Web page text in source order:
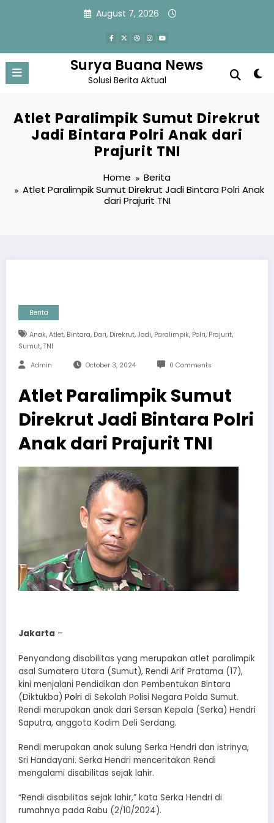
August 7, 2026
Surya Buana News
Solusi Berita Aktual
Atlet Paralimpik Sumut Direkrut
Jadi Bintara Polri Anak dari
Prajurit TNI
Home
Berita
Atlet Paralimpik Sumut Direkrut Jadi Bintara Polri Anak
dari Prajurit TNI
Berita
Anak, Atlet, Bintara, Dari, Direkrut, Jadi, Paralimpik, Polri, Prajurit,
Sumut, TNI
Admin October 3, 2024 0 Comments
Atlet Paralimpik Sumut
Direkrut Jadi Bintara Polri
Anak dari Prajurit TNI
Jakarta –
Penyandang disabilitas yang merupakan atlet paralimpik
asal Sumatera Utara (Sumut), Rendi Arif Pratama (17),
kini menjalani Pendidikan dan Pembentukan Bintara
(Diktukba) Polri di Sekolah Polisi Negara Polda Sumut.
Rendi merupakan anak dari Sersan Kepala (Serka) Hendri
Saputra, anggota Kodim Deli Serdang.
Rendi merupakan anak sulung Serka Hendri dan istrinya,
Sri Handayani. Serka Hendri menceritakan Rendi
mengalami disabilitas sejak lahir.
“Rendi disabilitas sejak lahir,” kata Serka Hendri di
rumahnya pada Rabu (2/10/2024).